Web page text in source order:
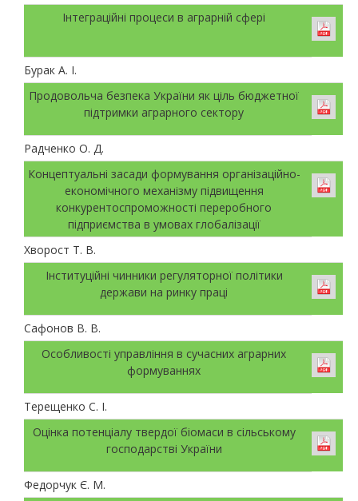
Інтеграційні процеси в аграрній сфері
Бурак А. І.
Продовольча безпека України як ціль бюджетної
підтримки аграрного сектору
Радченко О. Д.
Концептуальні засади формування організаційно-
економічного механізму підвищення
конкурентоспроможності переробного
підприємства в умовах глобалізації
Хворост Т. В.
Інституційні чинники регуляторної політики
держави на ринку праці
Сафонов В. В.
Особливості управління в сучасних аграрних
формуваннях
Терещенко С. І.
Оцінка потенціалу твердої біомаси в сільському
господарстві України
Федорчук Є. М.